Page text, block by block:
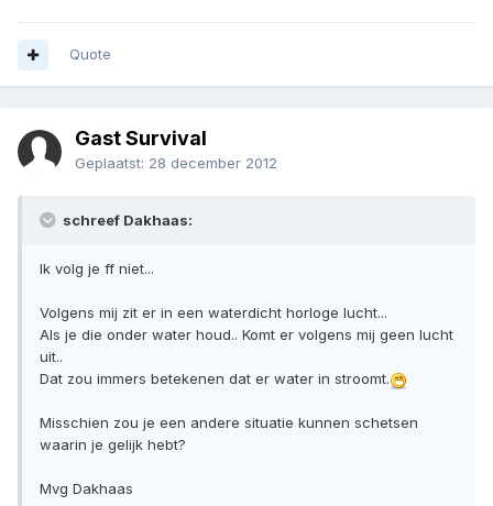
Quote
Gast Survival
Geplaatst: 28 december 2012
schreef Dakhaas:
Ik volg je ff niet...
Volgens mij zit er in een waterdicht horloge lucht...
Als je die onder water houd.. Komt er volgens mij geen lucht
uit..
Dat zou immers betekenen dat er water in stroomt.
Misschien zou je een andere situatie kunnen schetsen
waarin je gelijk hebt?
Mvg Dakhaas